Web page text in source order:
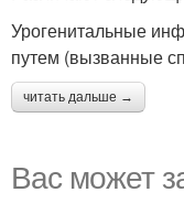
Урогенитальные
путем (вызванные
читать дальше →
Вас может